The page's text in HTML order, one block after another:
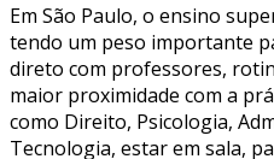
Em São Paulo, o ensino
tendo um peso importante
direto com professores,
maior proximidade com a
como Direito, Psicologia,
Tecnologia, estar em sala,